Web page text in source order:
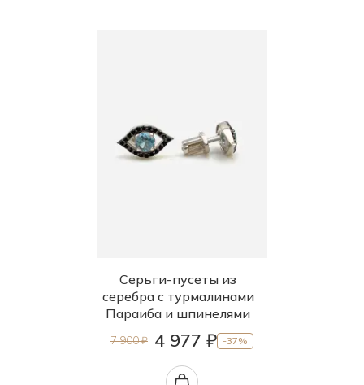
Серьги-пусеты из
серебра с турмалинами
Параиба и шпинелями
7 900 ₽ 4 977 ₽ -37%